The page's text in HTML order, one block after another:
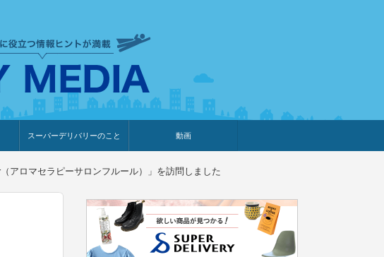
スーパーデリバリーのこと
SD export
お知らせ
イベント・プレゼント企画
セミナー・調査レポート
体験型イベント・動画告知
外部メディア掲載
新規出展メーカー
動画
ライブコマース
アロマセラピーサロンフルール）」を訪問しました